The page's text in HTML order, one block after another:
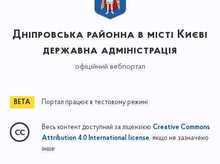
Дніпровська районна в місті Києві
державна адміністрація
офіційний вебпортал
Портал працює в тестовому режимі
Весь контент доступний за ліцензією Creative Commons
Attribution 4.0 International license, якщо не зазначено
інше